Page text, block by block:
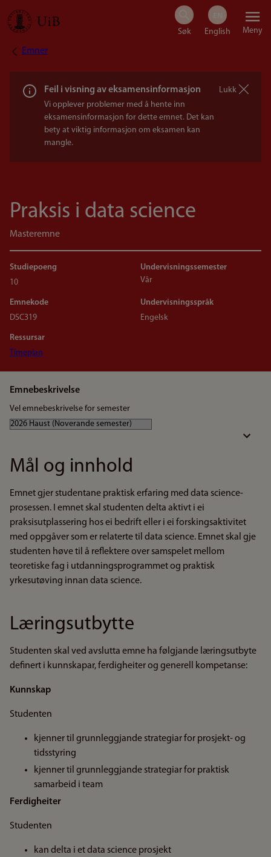
Hopp
Meny
Navigasjonssti
Emner
Feil i visning av eksamensinformasjon
Vi opplever problemer med å hente inn
eksamensinformasjon for dette emnet. Det kan
bety at viktig informasjon om eksamen kan
mangle.
Lukk
Praksis i data science
Masteremne
Studiepoeng
10
Undervisningssemester
Vår
Emnekode
DSC319
Undervisningsspråk
Engelsk
Ressursar
Timeplan
Emnebeskrivelse
Vel emnebeskrivelse for semester
Mål og innhold
Emnet gjer studentane praktisk erfaring med data science-
prosessen. I emnet skal studenten delta aktivt i ei
praksisutplassering hos ei bedrift eller i ei forskingsaktivitet
med oppgåver som er relaterte til data science. Emnet skal gje
studenten høve til å reflektere over samspelet mellom
teoretiske fag i utdanningsprogrammet og praktisk
yrkesutøving innan data science.
Læringsutbytte
Studenten skal ved avslutta emne ha følgjande læringsutbyte
definert i kunnskapar, ferdigheiter og generell kompetanse:
Kunnskap
Studenten
kjenner til grunnleggjande strategiar for prosjekt- og
tidsstyring
kjenner til grunnleggjande strategiar for praktisk
samarbeid i team
Ferdigheiter
Studenten
kan delta i et data science prosjekt